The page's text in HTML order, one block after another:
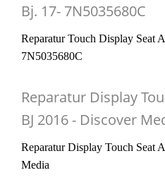
Bj. 17- 7N5035680C
Reparatur Touch Display Seat
7N5035680C
Reparatur Display
BJ 2016 - Discover
Reparatur Display Touch Seat
Media